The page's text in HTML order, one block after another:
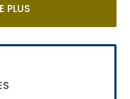
PLUS